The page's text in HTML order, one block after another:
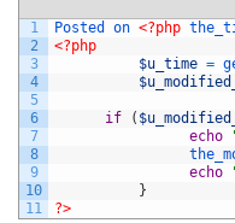
1
2
3
4
5
6
7
8
9
10
11
Posted on <?php
<?php
$u_time =
if (
echo
echo
}
?>